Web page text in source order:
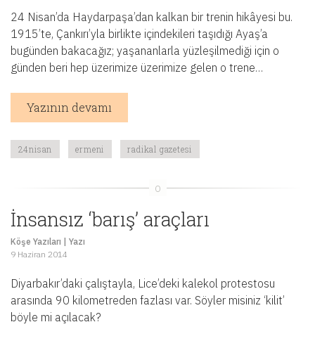
24 Nisan’da Haydarpaşa’dan kalkan bir trenin hikâyesi bu.
1915’te, Çankırı’yla birlikte içindekileri taşıdığı Ayaş’a
bugünden bakacağız; yaşananlarla yüzleşilmediği için o
günden beri hep üzerimize üzerimize gelen o trene…
Yazının devamı
24nisan ermeni radikal gazetesi
İnsansız ‘barış’ araçları
Köşe Yazıları
Yazı
9 Haziran 2014
Diyarbakır’daki çalıştayla, Lice’deki kalekol protestosu
arasında 90 kilometreden fazlası var. Söyler misiniz ‘kilit’
böyle mi açılacak?